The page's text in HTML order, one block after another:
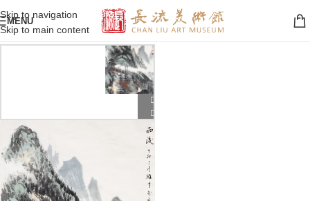
Skip to navigation
Skip to main content
MENU